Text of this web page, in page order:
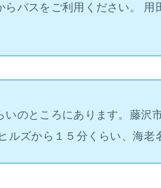
らバスをご利用ください。
いのところにあります。藤沢
ルズから１５分くらい、海老